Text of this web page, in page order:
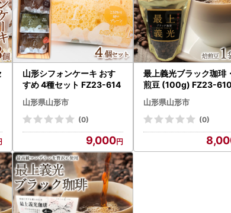
山形シフォンケーキ おす
すめ 4種セット FZ23-614
山形県山形市
(0)
9,000
最上義光ブラック珈琲
煎豆 (100g) FZ23-610
山形県山形市
(0)